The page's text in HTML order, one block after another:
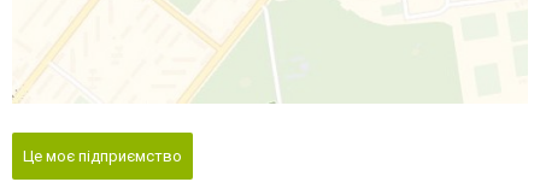
Це моє підприємство